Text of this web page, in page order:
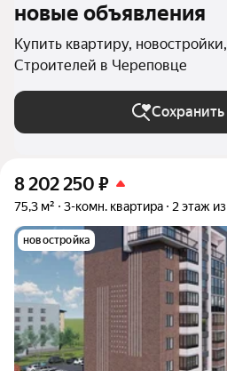
новые объявления
Купить квартиру,
Строителей в Череповце
Сохранить
8 202 250 ₽
75,3 м² 3-комн. квартира 2 этаж из
новостройка